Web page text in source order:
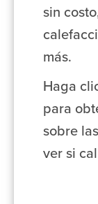
sin
más.
Haga
para
sobre
ver si